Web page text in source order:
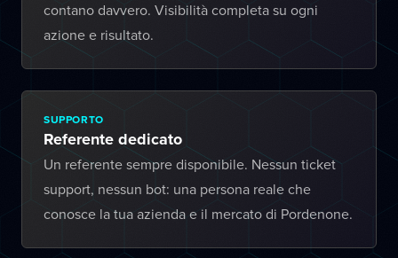
contano davvero. Visibilità completa su ogni
azione e risultato.
SUPPORTO
Referente dedicato
Un referente sempre disponibile. Nessun ticket
support, nessun bot: una persona reale che
conosce la tua azienda e il mercato di Pordenone.